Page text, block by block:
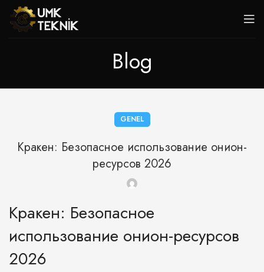
Blog
GENEL
Кракен: Безопасное использование онион-
ресурсов 2026
Кракен: Безопасное
использование онион-ресурсов
2026